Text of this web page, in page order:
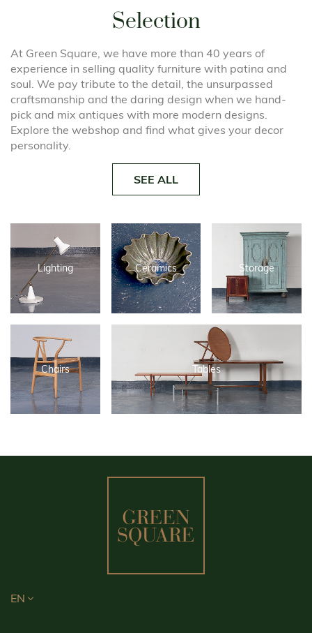
Lighting Ceramics Storage
Chairs Tables
Selection
At Green Square, we have more than 40 years of
experience in selling quality furniture with patina and
soul. We pay tribute to the detail, the unsurpassed
craftsmanship and the daring design when we hand-
pick and mix antiques with more modern designs.
Explore the webshop and find what gives your decor
personality.
SEE ALL
EN